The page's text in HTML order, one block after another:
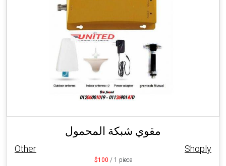
مقوي شبكة المحمول
Other Shoply
$100 / 1 piece